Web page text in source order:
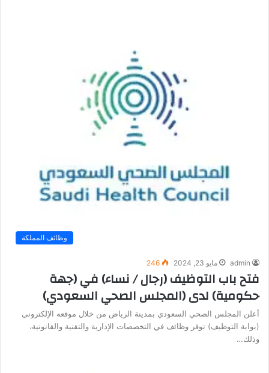
وظائف المملكة
admin مايو 23, 2024 246
فتح باب التوظيف (رجال / نساء) في (جهة
حكومية) لدى (المجلس الصحي السعودي)
أعلن المجلس الصحي السعودي بمدينة الرياض من خلال موقعه الإلكتروني
(بوابة التوظيف) توفر وظائف في التخصصات الإدارية والتقنية والقانونية،
وذلك…